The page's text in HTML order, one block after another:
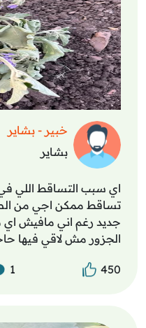
خبير - بشاير
بشاير
اي سبب التساقط اللي في
تساقط ممكن اجي من
جديد رغم اني مافيش
الجزور مش لاقي فيها
جنزاره
450
1